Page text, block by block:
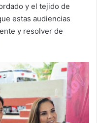
y el tejido de
estas audiencias
y resolver de